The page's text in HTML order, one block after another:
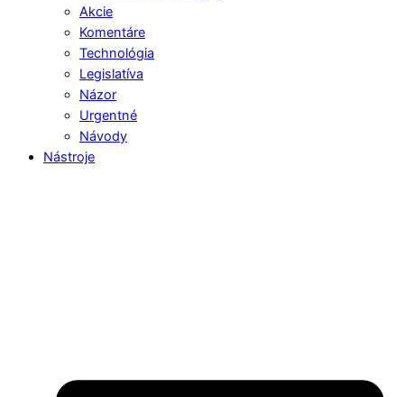
Akcie
Komentáre
Technológia
Legislatíva
Názor
Urgentné
Návody
Nástroje